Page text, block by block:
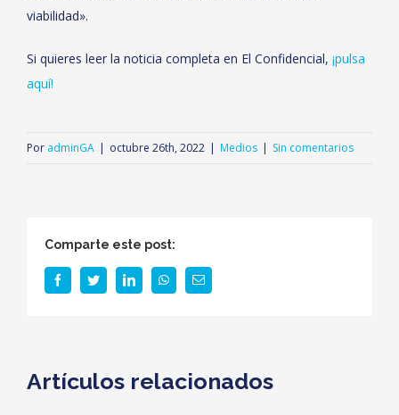
viabilidad».
Si quieres leer la noticia completa en El Confidencial, ¡pulsa
aquí!
Por adminGA | octubre 26th, 2022 | Medios | Sin comentarios
Comparte este post:
facebooktwitter linkedinwhatsappCorreo
electrónico
Artículos relacionados